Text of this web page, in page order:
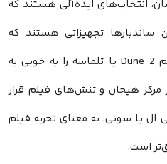
انتخاب‌های ایده‌آلی هستند که
ساندبارها تجهیزاتی هستند که
میتوانند توانایی‌های صوتی فیلم Dune 2 یا تلماسه را به خوبی به
مرکز هیجان و تنش‌های فیلم قرار
یا سونی، به معنای تجربه فیلم
است.